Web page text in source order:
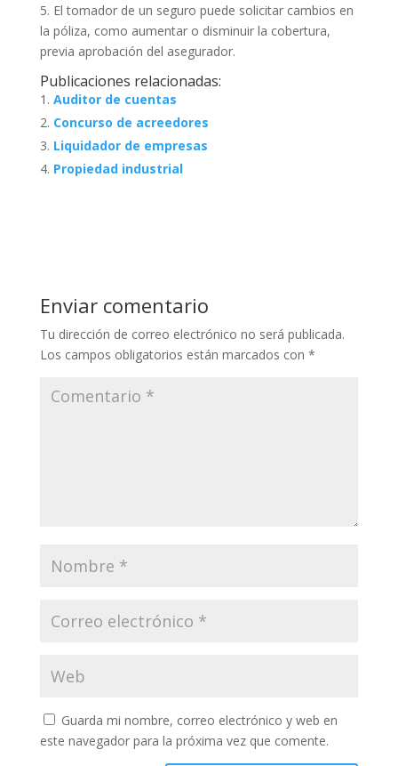
5. El tomador de un seguro puede solicitar cambios en
la póliza, como aumentar o disminuir la cobertura,
previa aprobación del asegurador.
Publicaciones relacionadas:
Auditor de cuentas
Concurso de acreedores
Liquidador de empresas
Propiedad industrial
Enviar comentario
Tu dirección de correo electrónico no será publicada.
Los campos obligatorios están marcados con *
Guarda mi nombre, correo electrónico y web en
este navegador para la próxima vez que comente.